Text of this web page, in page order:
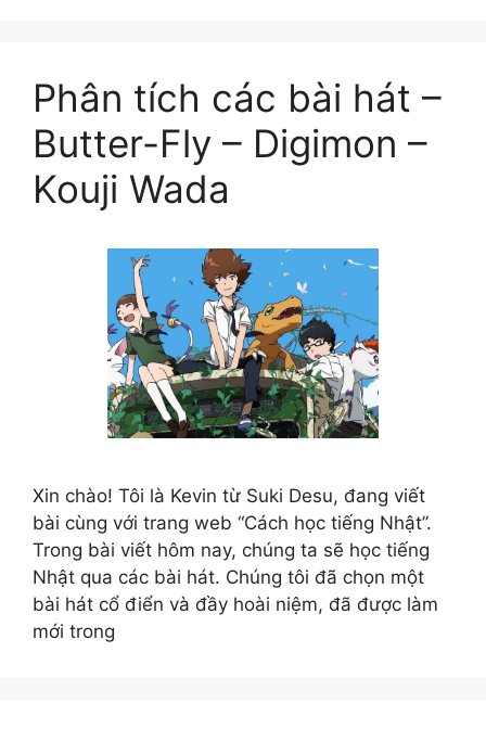
Phân tích các bài hát –
Butter-Fly – Digimon –
Kouji Wada
Xin chào! Tôi là Kevin từ Suki Desu, đang viết
bài cùng với trang web “Cách học tiếng Nhật”.
Trong bài viết hôm nay, chúng ta sẽ học tiếng
Nhật qua các bài hát. Chúng tôi đã chọn một
bài hát cổ điển và đầy hoài niệm, đã được làm
mới trong